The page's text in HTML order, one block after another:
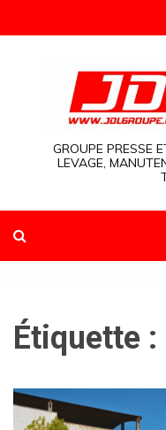
to
GROUPE PRESSE
LEVAGE,
Étiquette :